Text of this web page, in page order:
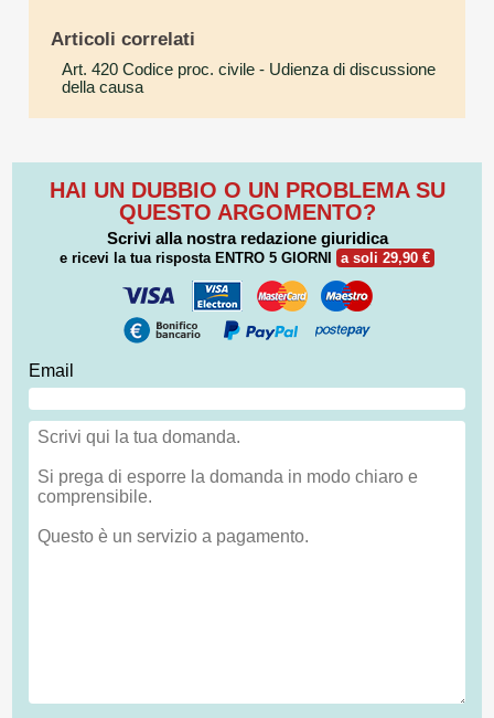
Articoli correlati
Art. 420 Codice proc. civile - Udienza di discussione
della causa
HAI UN DUBBIO O UN PROBLEMA SU
QUESTO ARGOMENTO?
Scrivi alla nostra redazione giuridica
e ricevi la tua risposta ENTRO 5 GIORNI a soli 29,90 €
Email